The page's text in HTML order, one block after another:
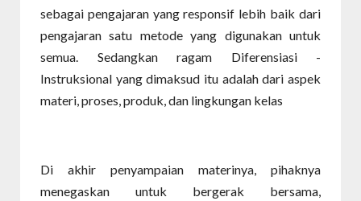
sebagai pengajaran yang responsif lebih baik dari
pengajaran satu metode yang digunakan untuk
semua. Sedangkan ragam Diferensiasi -
Instruksional yang dimaksud itu adalah dari aspek
materi, proses, produk, dan lingkungan kelas
Di akhir penyampaian materinya, pihaknya
menegaskan untuk bergerak bersama,